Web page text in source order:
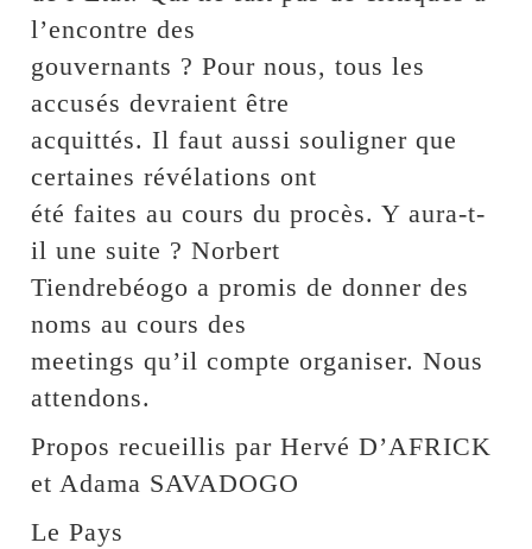
l’encontre des
gouvernants ? Pour nous, tous les
accusés devraient être
acquittés. Il faut aussi souligner que
certaines révélations ont
été faites au cours du procès. Y aura-t-
il une suite ? Norbert
Tiendrebéogo a promis de donner des
noms au cours des
meetings qu’il compte organiser. Nous
attendons.
Propos recueillis par Hervé D’AFRICK
et Adama SAVADOGO
Le Pays